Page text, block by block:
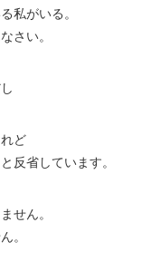
私がいる。
さい。
ど
反省しています。
せん。
。